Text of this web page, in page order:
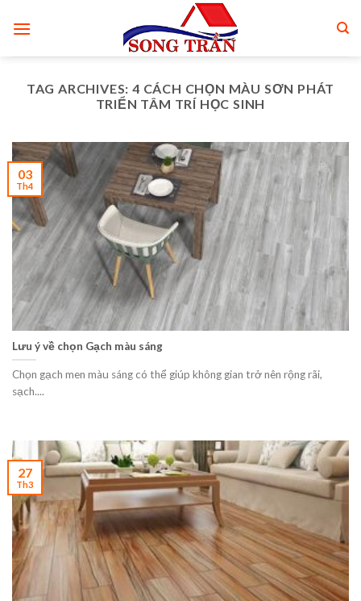
TAG ARCHIVES: 4 CÁCH CHỌN MÀU SƠN PHÁT
TRIỂN TÂM TRÍ HỌC SINH
Lưu ý về chọn Gạch màu sáng
Chọn gạch men màu sáng có thể giúp không gian trở nên rộng rãi,
sạch....
03
Th4
27
Th3